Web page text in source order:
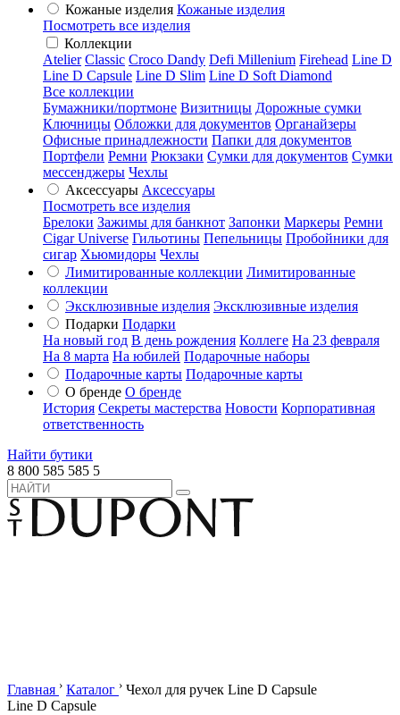
Кожаные изделия Кожаные изделия
Посмотреть все изделия
Коллекции
Atelier Classic Croco Dandy Defi Millenium Firehead Line D
Line D Capsule Line D Slim Line D Soft Diamond
Все коллекции
Бумажники/портмоне Визитницы Дорожные сумки
Ключницы Обложки для документов Органайзеры
Офисные принадлежности Папки для документов
Портфели Ремни Рюкзаки Сумки для документов Сумки
мессенджеры Чехлы
Аксессуары Аксессуары
Посмотреть все изделия
Брелоки Зажимы для банкнот Запонки Маркеры Ремни
Cigar Universe Гильотины Пепельницы Пробойники для
сигар Хьюмидоры Чехлы
Лимитированные коллекции Лимитированные
коллекции
Эксклюзивные изделия Эксклюзивные изделия
Подарки Подарки
На новый год В день рождения Коллеге На 23 февраля
На 8 марта На юбилей Подарочные наборы
Подарочные карты Подарочные карты
О бренде О бренде
История Секреты мастерства Новости Корпоративная
ответственность
Найти бутики
8 800 585 585 5
Главная › Каталог › Чехол для ручек Line D Capsule
Line D Capsule